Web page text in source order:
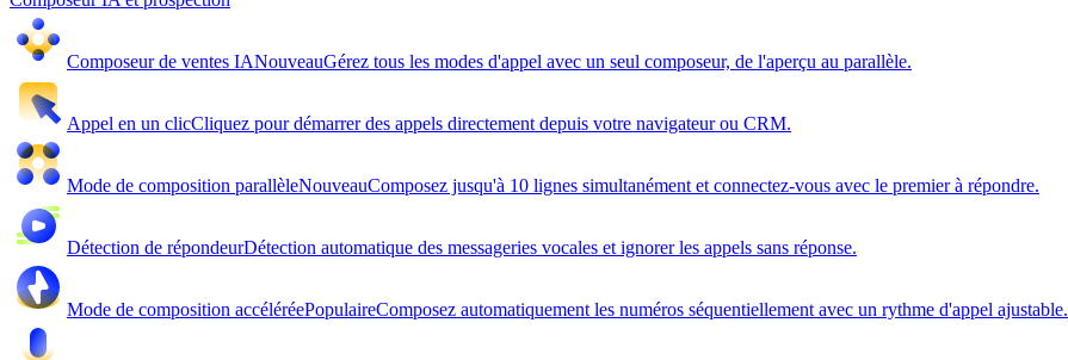
Composeur de ventes IANouveauGérez tous les modes d'appel avec un seul composeur, de l'aperçu au parallèle.
Appel en un clicCliquez pour démarrer des appels directement depuis votre navigateur ou CRM.
Mode de composition parallèleNouveauComposez jusqu'à 10 lignes simultanément et connectez-vous avec le premier à répondre.
Détection de répondeurDétection automatique des messageries vocales et ignorer les appels sans réponse.
Mode de composition accéléréePopulaireComposez automatiquement les numéros séquentiellement avec un rythme d'appel ajustable.